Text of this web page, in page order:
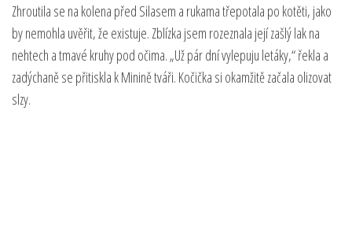
Zhroutila se na kolena před Silasem a rukama třepotala po kotěti, jako
by nemohla uvěřit, že existuje. Zblízka jsem rozeznala její zašlý lak na
nehtech a tmavé kruhy pod očima. „Už pár dní vylepuju letáky,“ řekla a
zadýchaně se přitiskla k Minině tváři. Kočička si okamžitě začala olizovat
slzy.